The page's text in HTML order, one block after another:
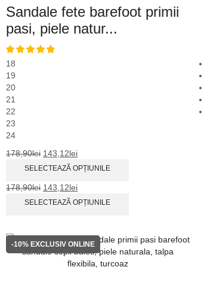
Sandale fete barefoot primii
pasi, piele natur...
18
19
20
21
22
23
24
178,90lei 143,12lei
SELECTEAZĂ OPȚIUNILE
178,90lei 143,12lei
SELECTEAZĂ OPȚIUNILE
-10% EXCLUSIV ONLINE